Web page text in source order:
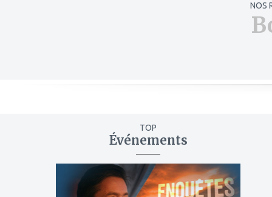
NOS
TOP
Événements
mes
favoris